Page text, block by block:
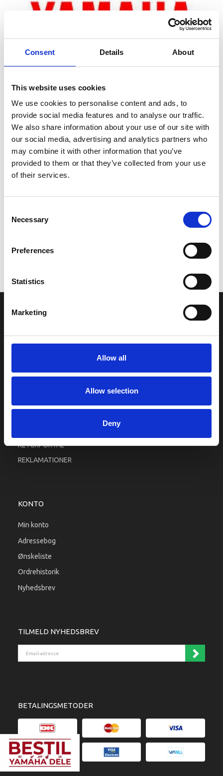
Consent Details About
This website uses cookies
We use cookies to personalise content and ads, to
provide social media features and to analyse our traffic.
We also share information about your use of our site with
our social media, advertising and analytics partners who
may combine it with other information that you’ve
provided to them or that they’ve collected from your use
of their services.
Selection
Necessary
Preferences
Statistics
Marketing
Allow all
Allow selection
Deny
Zoom
Leveringstid er 5-6 dag(e)
Model/varenr.: 5C3258670100
292,99 DKK
Vi oplever i øjeblikket store og hyppige prisændringer i markedet.
leveres, eller hvor prisen afviger fra det viste. Vi kontakter dig
naturligvis, hvis dette er tilfældet.
INFORMATIONER
RETURPORTAL
REKLAMATIONER
KONTO
Min konto
Adressebog
Ønskeliste
Ordrehistorik
Nyhedsbrev
TILMELD NYHEDSBREV
BETALINGSMETODER